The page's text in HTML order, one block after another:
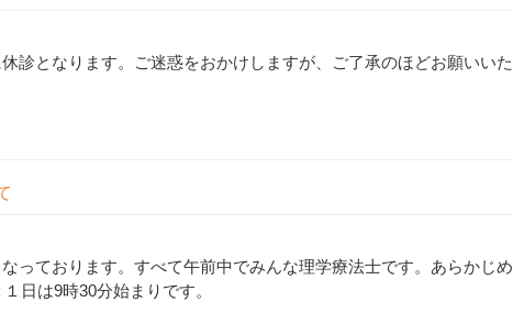
診となります。ご迷惑をおかけしますが、ご了承のほどお願いいた
っております。すべて午前中でみんな理学療法士です。あらかじめ
日は9時30分始まりです。